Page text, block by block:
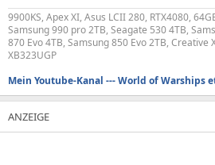
9900KS, Apex XI, Asus LCII 280, RTX4080,
Samsung 990 pro 2TB, Seagate 530 4TB,
870 Evo 4TB, Samsung 850 Evo 2TB, Creative
XB323UGP
Mein Youtube-Kanal --- World of Warships